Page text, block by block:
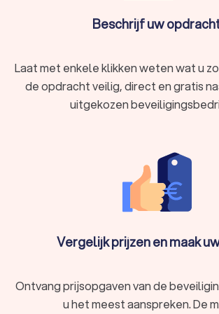
Beschrijf uw
Laat met enkele klikken weten wat u
de opdracht veilig, direct en gratis
uitgekozen
Vergelijk prijzen en maak
Ontvang prijsopgaven van de
u het meest aanspreken. De